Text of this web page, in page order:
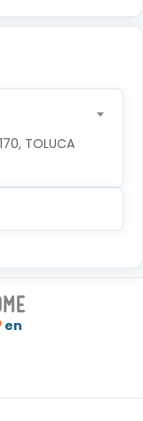
TOLUCA
en